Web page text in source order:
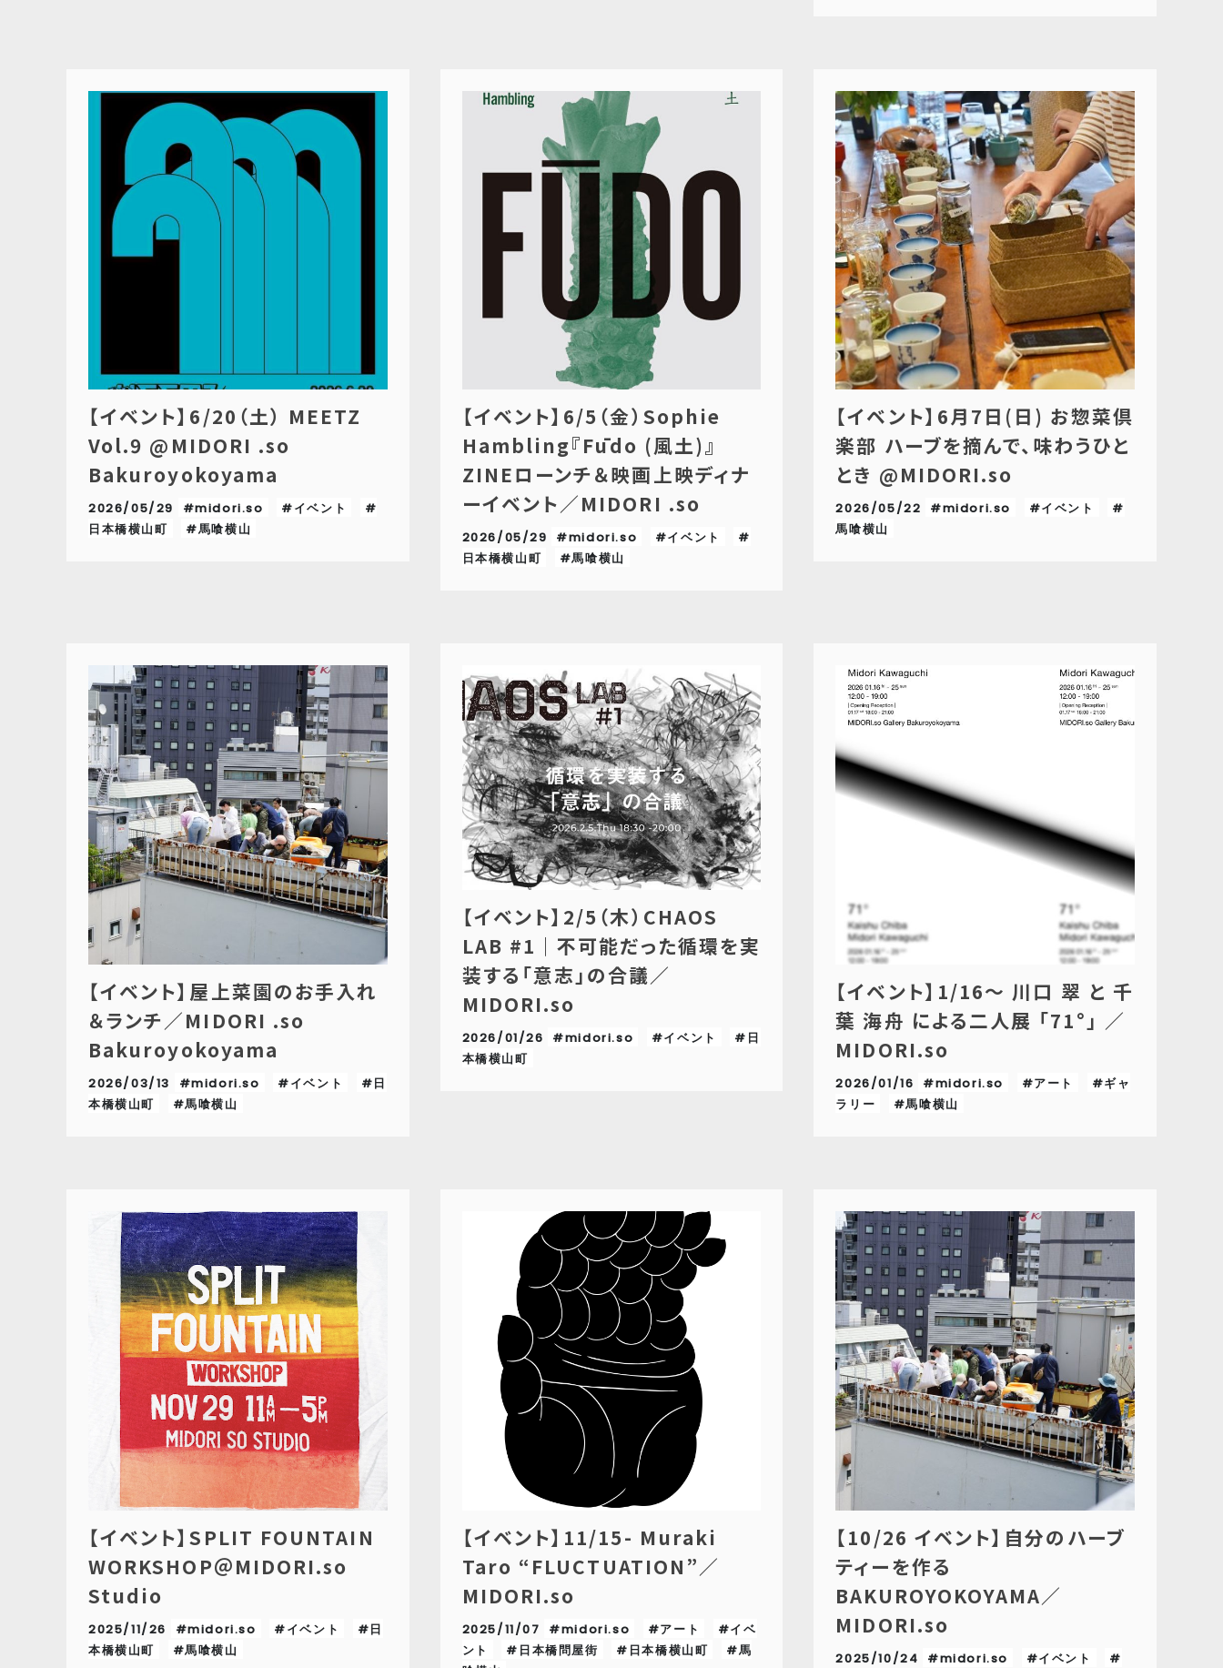
【イベント】6/20（土） MEETZ
Vol.9 @MIDORI .so
Bakuroyokoyama
2026/05/29 #midori.so #イベント
#
日本橋横山町
#馬喰横山
【イベント】6/5（金）Sophie
Hambling『Fūdo (風土)』
ZINEローンチ＆映画上映ディナ
ーイベント／MIDORI .so
2026/05/29 #midori.so #イベント
#
日本橋横山町
#馬喰横山
【イベント】6月7日(日) お惣菜倶
楽部 ハーブを摘んで、味わうひと
とき @MIDORI.so
2026/05/22 #midori.so #イベント
#
馬喰横山
【イベント】屋上菜園のお手入れ
＆ランチ／MIDORI .so
Bakuroyokoyama
2026/03/13 #midori.so #イベント
#日
本橋横山町
#馬喰横山
【イベント】2/5（木）CHAOS
LAB #1｜不可能だった循環を実
装する「意志」の合議／
MIDORI.so
2026/01/26 #midori.so #イベント
#日
本橋横山町
【イベント】1/16〜 川口 翠 と 千
葉 海舟 による二人展 「71°」 ／
MIDORI.so
2026/01/16 #midori.so #アート
#ギャ
ラリー
#馬喰横山
【イベント】SPLIT FOUNTAIN
WORKSHOP＠MIDORI.so
Studio
2025/11/26 #midori.so #イベント
#日
本橋横山町
#馬喰横山
【イベント】11/15- Muraki
Taro “FLUCTUATION”／
MIDORI.so
2025/11/07 #midori.so #アート
#イベ
ント
#日本橋問屋街 #日本橋横山町
#馬
【10/26 イベント】自分のハーブ
ティーを作る
BAKUROYOKOYAMA／
MIDORI.so
2025/10/24 #midori.so #イベント
#